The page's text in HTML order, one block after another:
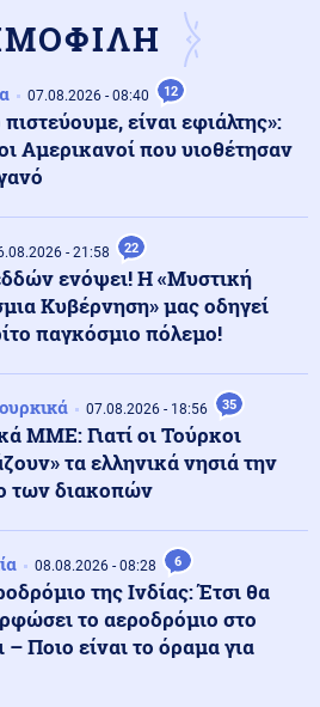
Ποιες αλλαγές φέρνει η 28η
Οι κίνδυνοι των θεραπειών
- 18:45
και άλλες πέντε περιοχές της
αλβανικό στρατό τα πρώτα 40
που κατασκευάστηκαν στην χώρα
- 18:36
Αυξημένες οι πιέσεις από το
07.08.2026 - 08:40 12
είναι εφιάλτης»:
Αμερικανοί που υιοθέτησαν
- 21:58 22
ενόψει! Η «Μυστική
Κυβέρνηση» μας οδηγεί
παγκόσμιο πόλεμο!
07.08.2026 - 18:56 35
ΜΜΕ: Γιατί οι Τούρκοι
τα ελληνικά νησιά την
των διακοπών
08.08.2026 - 08:28 6
της Ινδίας: Έτσι θα
το αεροδρόμιο στο
– Ποιο είναι το όραμα για